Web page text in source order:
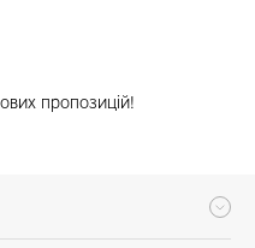
пропозицій!